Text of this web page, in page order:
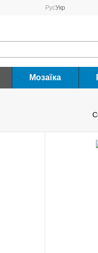
РусУкр
Мозаїка